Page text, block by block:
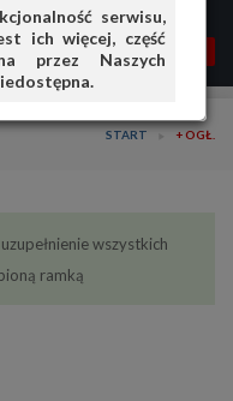
serwisu,
ich więcej, część
przez Naszych
MOJA AG
KONTO
START + OGŁ.
wszystkich
ramką